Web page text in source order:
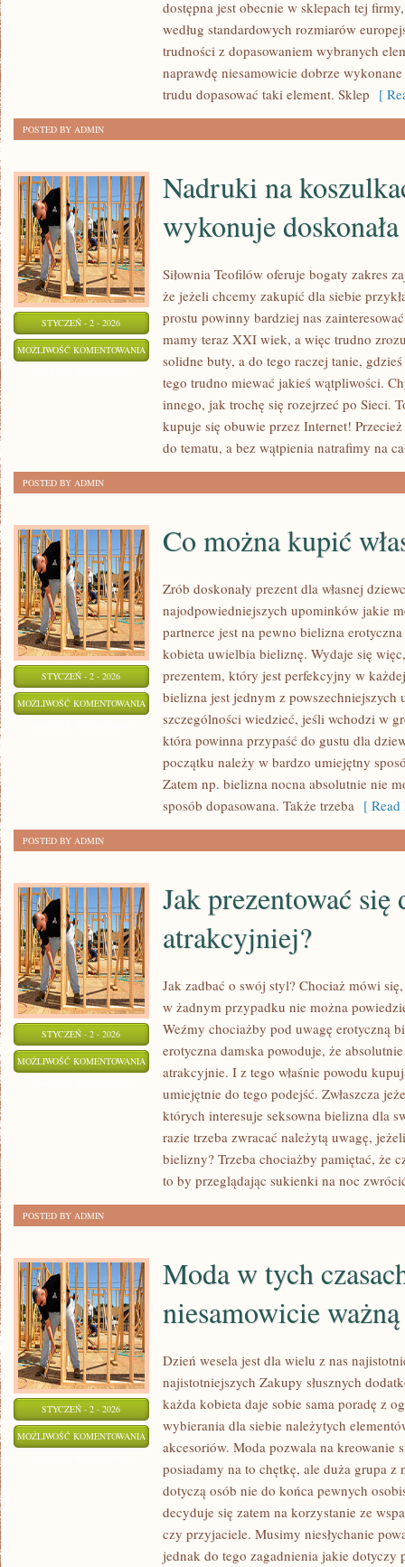
SPRZEDAŻ
dostępna jest obecnie w sklepach tej
według standardowych rozmiarów
trudności z dopasowaniem wybranych
naprawdę niesamowicie dobrze
trudu dopasować taki element. Sklep [
POSTED BY ADMIN
STYCZEŃ - 2 - 2026
MOŻLIWOŚĆ KOMENTOWANIA
KOSZULKACH
Nadruki na
wykonuje
Siłownia Teofilów oferuje bogaty zakres
że jeżeli chcemy zakupić dla siebie
prostu powinny bardziej nas
mamy teraz XXI wiek, a więc trudno
solidne buty, a do tego raczej tanie,
tego trudno miewać jakieś wątpliwości.
innego, jak trochę się rozejrzeć po Sieci.
kupuje się obuwie przez Internet!
do tematu, a bez wątpienia natrafimy na
POSTED BY ADMIN
STYCZEŃ - 2 - 2026
MOŻLIWOŚĆ KOMENTOWANIA
MOŻNA
KUPIĆ
WŁASNEJ
PARTNERCE?
Co można kupić
Zrób doskonały prezent dla własnej
najodpowiedniejszych upominków jakie
partnerce jest na pewno bielizna
kobieta uwielbia bieliznę. Wydaje się
prezentem, który jest perfekcyjny w
bielizna jest jednym z
szczególności wiedzieć, jeśli wchodzi w
która powinna przypaść do gustu dla
początku należy w bardzo umiejętny
Zatem np. bielizna nocna absolutnie nie
sposób dopasowana. Także trzeba [
POSTED BY ADMIN
STYCZEŃ - 2 - 2026
MOŻLIWOŚĆ KOMENTOWANIA
PREZENTOWAĆ
Jak prezentować się
atrakcyjniej?
Jak zadbać o swój styl? Chociaż mówi
w żadnym przypadku nie można
Weźmy chociażby pod uwagę erotyczną
erotyczna damska powoduje, że
atrakcyjnie. I z tego właśnie powodu
umiejętnie do tego podejść. Zwłaszcza
których interesuje seksowna bielizna dla
razie trzeba zwracać należytą uwagę,
bielizny? Trzeba chociażby pamiętać, że
to by przeglądając sukienki na noc
POSTED BY ADMIN
STYCZEŃ - 2 - 2026
MOŻLIWOŚĆ KOMENTOWANIA
TYCH
CZASACH,
Moda w tych
niesamowicie
Dzień wesela jest dla wielu z nas
najistotniejszych Zakupy słusznych
każda kobieta daje sobie sama poradę z
wybierania dla siebie należytych
akcesoriów. Moda pozwala na kreowanie
posiadamy na to chętkę, ale duża grupa
dotyczą osób nie do końca pewnych
decyduje się zatem na korzystanie ze
czy przyjaciele. Musimy niesłychanie
jednak do tego zagadnienia jakie dotyczy